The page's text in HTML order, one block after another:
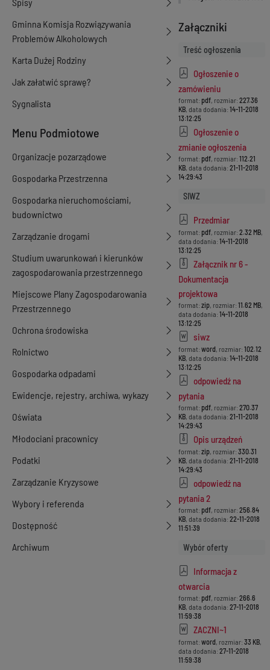
Gminna Komisja Rozwiązywania
Problemów Alkoholowych
Karta Dużej Rodziny
Jak załatwić sprawę?
Sygnalista
Menu Podmiotowe
Organizacje pozarządowe
Gospodarka Przestrzenna
Gospodarka nieruchomościami,
budownictwo
Zarządzanie drogami
Studium uwarunkowań i kierunków
zagospodarowania przestrzennego
Miejscowe Plany Zagospodarowania
Przestrzennego
Ochrona środowiska
Rolnictwo
Gospodarka odpadami
Ewidencje, rejestry, archiwa, wykazy
Oświata
Młodociani pracownicy
Podatki
Zarządzanie Kryzysowe
Wybory i referenda
Dostępność
Archiwum
Załączniki
Treść ogłoszenia
Ogłoszenie o
zamówieniu
format: pdf, rozmiar: 227.36
KB, data dodania: 14-11-2018
13:12:25
Ogłoszenie o
zmianie ogłoszenia
format: pdf, rozmiar: 112.21
KB, data dodania: 21-11-2018
14:29:43
SIWZ
Przedmiar
format: pdf, rozmiar: 2.32 MB,
data dodania: 14-11-2018
13:12:25
Załącznik nr 6 -
Dokumentacja
projektowa
format: zip, rozmiar: 11.62 MB,
data dodania: 14-11-2018
13:12:25
siwz
format: word, rozmiar: 102.12
KB, data dodania: 14-11-2018
13:12:25
odpowiedź na
pytania
format: pdf, rozmiar: 270.37
KB, data dodania: 21-11-2018
14:29:43
Opis urządzeń
format: zip, rozmiar: 330.31
KB, data dodania: 21-11-2018
14:29:43
odpowiedź na
pytania 2
format: pdf, rozmiar: 256.84
KB, data dodania: 22-11-2018
11:51:39
Wybór oferty
Informacja z
otwarcia
format: pdf, rozmiar: 266.6
KB, data dodania: 27-11-2018
11:59:38
ZACZNI~1
format: word, rozmiar: 33 KB,
data dodania: 27-11-2018
11:59:38